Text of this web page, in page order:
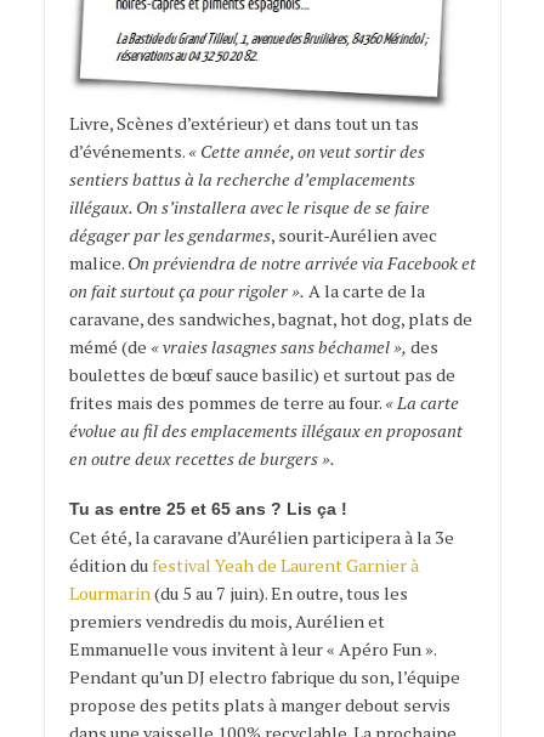
Livre, Scènes d’extérieur) et dans tout un tas
d’événements. « Cette année, on veut sortir des
sentiers battus à la recherche d’emplacements
illégaux. On s’installera avec le risque de se faire
dégager par les gendarmes, sourit-Aurélien avec
malice. On préviendra de notre arrivée via Facebook et
on fait surtout ça pour rigoler ». A la carte de la
caravane, des sandwiches, bagnat, hot dog, plats de
mémé (de « vraies lasagnes sans béchamel », des
boulettes de bœuf sauce basilic) et surtout pas de
frites mais des pommes de terre au four. « La carte
évolue au fil des emplacements illégaux en proposant
en outre deux recettes de burgers ».
Tu as entre 25 et 65 ans ? Lis ça !
Cet été, la caravane d’Aurélien participera à la 3e
édition du festival Yeah de Laurent Garnier à
Lourmarin (du 5 au 7 juin). En outre, tous les
premiers vendredis du mois, Aurélien et
Emmanuelle vous invitent à leur « Apéro Fun ».
Pendant qu’un DJ electro fabrique du son, l’équipe
propose des petits plats à manger debout servis
dans une vaisselle 100% recyclable. La prochaine